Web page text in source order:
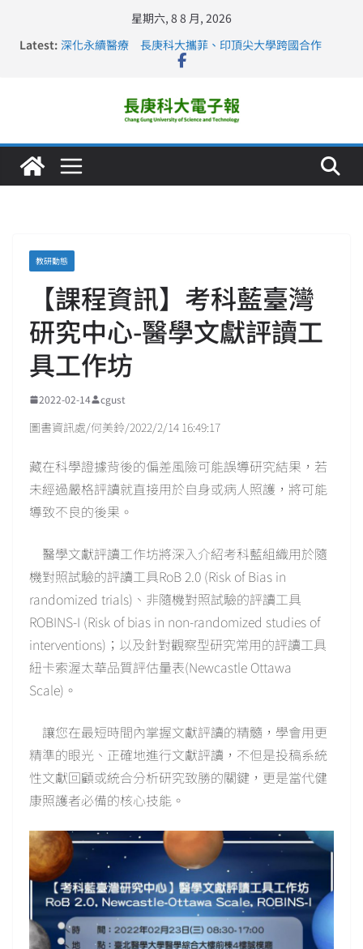
星期六, 8 8 月, 2026
Latest: 深化永續醫療 長庚科大攜菲、印頂尖大學跨國合作
長庚科大訪凱瑟醫療集團、美容學校收穫豐
仁德醫專與長庚科大締結策略聯盟 培育護理尖兵
長庚科大連四年穩居《遠見》醫學大學第5名 辦學實力再
教研動態
【課程資訊】考科藍臺灣
研究中心-醫學文獻評讀工
具工作坊
2022-02-14 cgust
圖書資訊處/何美鈴/2022/2/14 16:49:17
藏在科學證據背後的偏差風險可能誤導研究結果，若
未經過嚴格評讀就直接用於自身或病人照護，將可能
導致不良的後果。
醫學文獻評讀工作坊將深入介紹考科藍組織用於隨
機對照試驗的評讀工具RoB 2.0 (Risk of Bias in
randomized trials)、非隨機對照試驗的評讀工具
ROBINS-I (Risk of bias in non-randomized studies of
interventions)；以及針對觀察型研究常用的評讀工具
紐卡索渥太華品質評估量表(Newcastle Ottawa
Scale)。
讓您在最短時間內掌握文獻評讀的精髓，學會用更
精準的眼光、正確地進行文獻評讀，不但是投稿系統
性文獻回顧或統合分析研究致勝的關鍵，更是當代健
康照護者必備的核心技能。